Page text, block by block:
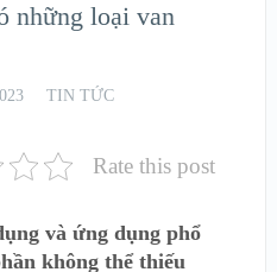
những loại van
TIN TỨC
Rate this post
và ứng dụng phổ
không thể thiếu